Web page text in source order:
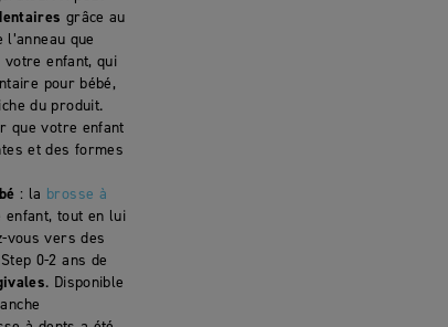
grâce au
que
enfant, qui
pour bébé,
du produit.
que votre enfant
et des formes
: la brosse à
tout en lui
vous vers des
0-2 ans de
. Disponible